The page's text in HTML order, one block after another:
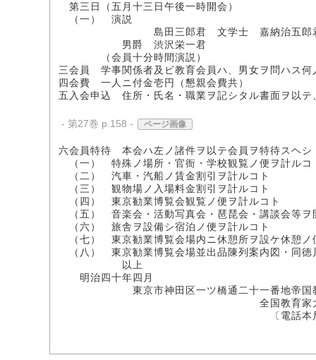
第三日（五月十三日午後一時開会）
（一） 演説
島田三郎君 文学士 嘉納治五郎
男爵 渋沢栄一君
（会員十分時間演説）
三会員 学事関係者及ビ教育会員ハ、男女ヲ問ハス何
四会費 一人ニ付金壱円（懇親会費共）
五入会申込 住所・氏名・職業ヲ記シタル書面ヲ以テ
- 第27巻 p.158 - ページ画像
六会員特待 本会ハ左ノ諸件ヲ以テ会員ヲ特待スヘシ
（一） 特殊ノ場所・官衙・学校観覧ノ便ヲ計ルコ
（二） 汽車・汽船ノ賃金割引ヲ計ルコト
（三） 観物場ノ入場料金割引ヲ計ルコト
（四） 東京勧業博覧会観覧ノ便ヲ計ルコト
（五） 音楽会・活動写真会・琶琵会・講談会等ヲ
（六） 旅舎ヲ設備シ宿泊ノ便ヲ計ルコト
（七） 東京勧業博覧会場内ニ休憩所ヲ設ケ休憩ノ
（八） 東京勧業博覧会場並出品陳列案内図・同徳
以上
明治四十年四月
東京市神田区一ツ橋通二十一番地帝国教
全国教育家大集
〔電話本局七七